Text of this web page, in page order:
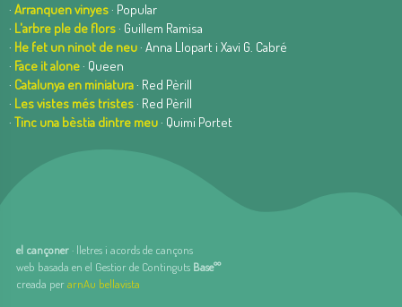
· Arranquen vinyes· Popular
· L'arbre ple de flors· Guillem Ramisa
· He fet un ninot de neu· Anna Llopart i Xavi G. Cabré
· Face it alone· Queen
· Catalunya en miniatura· Red Pèrill
· Les vistes més tristes· Red Pèrill
· Tinc una bèstia dintre meu· Quimi Portet
el cançoner · lletres i acords de cançons
web basada en el Gestior de Continguts Baseºº
creada perarnAu bellavista